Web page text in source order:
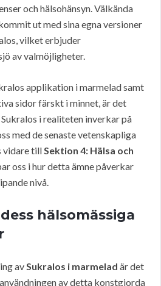
och hälsohänsyn. Välkända
ut med sina egna versioner
vilket erbjuder
av valmöjligheter.
applikation i marmelad samt
sidor färskt i minnet, är det
i realiteten inverkar på
med de senaste vetenskapliga
vidare tillSektion 4: Hälsa och
oss i hur detta ämne påverkar
nivå.
hälsomässiga
avSukralos i marmelad är det
av detta konstgjorda